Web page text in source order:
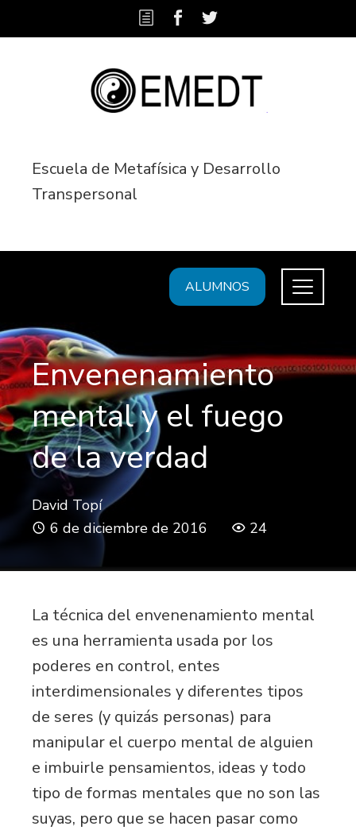
Escuela de Metafísica y Desarrollo
Transpersonal
ALUMNOS
Envenenamiento
mental y el fuego
de la verdad
David Topí
6 de diciembre de 2016
24
La técnica del envenenamiento mental
es una herramienta usada por los
poderes en control, entes
interdimensionales y diferentes tipos
de seres (y quizás personas) para
manipular el cuerpo mental de alguien
e imbuirle pensamientos, ideas y todo
tipo de formas mentales que no son las
suyas, pero que se hacen pasar como